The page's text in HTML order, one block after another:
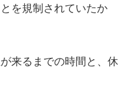
を規制されていたか
来るまでの時間と、休